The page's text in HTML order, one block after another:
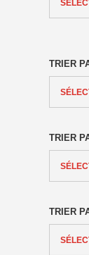
TRIER
TRIER
TRIER